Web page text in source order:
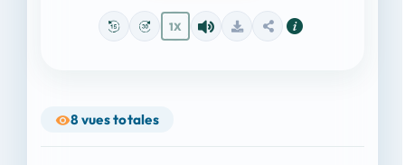
1X
8 vues totales